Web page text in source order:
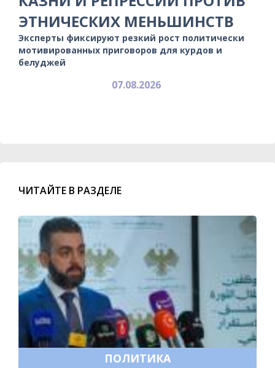
ЭТНИЧЕСКИХ МЕНЬШИНСТВ
Эксперты фиксируют резкий рост политически
мотивированных приговоров для курдов и
белуджей
07.08.2026
ЧИТАЙТЕ В РАЗДЕЛЕ
ПОЛИТИКА